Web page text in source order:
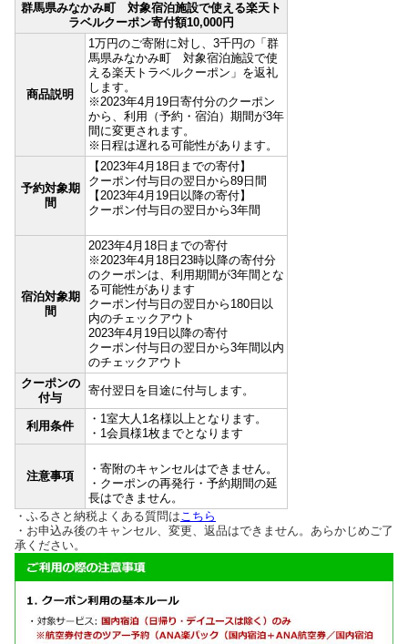
群馬県みなかみ町 対象宿泊施設で使える楽天ト
ラベルクーポン寄付額10,000円
商品説明
1万円のご寄附に対し、3千円の「群
馬県みなかみ町 対象宿泊施設で使
える楽天トラベルクーポン」を返礼
します。
※2023年4月19日寄付分のクーポン
から、利用（予約・宿泊）期間が3年
間に変更されます。
※日程は遅れる可能性があります。
予約対象期
間
【2023年4月18日までの寄付】
クーポン付与日の翌日から89日間
【2023年4月19日以降の寄付】
クーポン付与日の翌日から3年間
宿泊対象期
間
2023年4月18日までの寄付
※2023年4月18日23時以降の寄付分
のクーポンは、利用期間が3年間とな
る可能性があります
クーポン付与日の翌日から180日以
内のチェックアウト
2023年4月19日以降の寄付
クーポン付与日の翌日から3年間以内
のチェックアウト
クーポンの
付与
寄付翌日を目途に付与します。
利用条件
・1室大人1名様以上となります。
・1会員様1枚までとなります
注意事項
・寄附のキャンセルはできません。
・クーポンの再発行・予約期間の延
長はできません。
・ふるさと納税よくある質問はこちら
・お申込み後のキャンセル、変更、返品はできません。あらかじめご了
承ください。